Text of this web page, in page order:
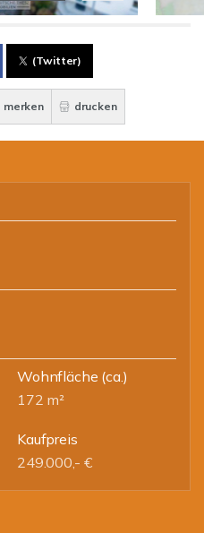
(Twitter)
merken drucken
Wohnfläche (ca.)
172 m²
Kaufpreis
249.000,- €